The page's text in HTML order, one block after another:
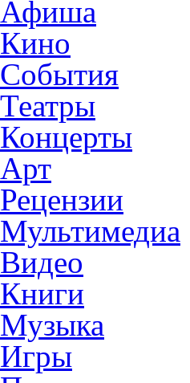
Афиша
Кино
События
Театры
Концерты
Арт
Рецензии
Мультимедиа
Видео
Книги
Музыка
Игры